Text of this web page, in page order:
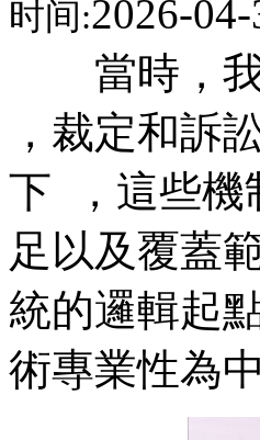
时间:2026-
當時
，裁定和訴
下  ，這
足以及覆蓋範
統的邏輯起
術專業性為